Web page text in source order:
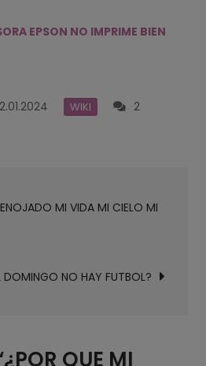
EPSON NO IMPRIME BIEN
WIKI
2
MI VIDA MI CIELO MI
DOMINGO NO HAY FUTBOL?
QUE MI